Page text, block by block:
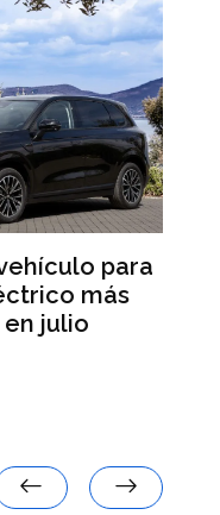
para
más
julio